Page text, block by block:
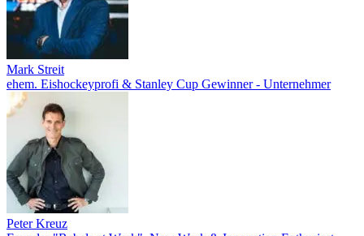
Mark Streit
ehem. Eishockeyprofi & Stanley Cup Gewinner - Unternehmer
Peter Kreuz